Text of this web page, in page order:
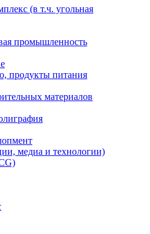
(в т.ч. угольная
промышленность
продукты питания
материалов
медиа и технологии)